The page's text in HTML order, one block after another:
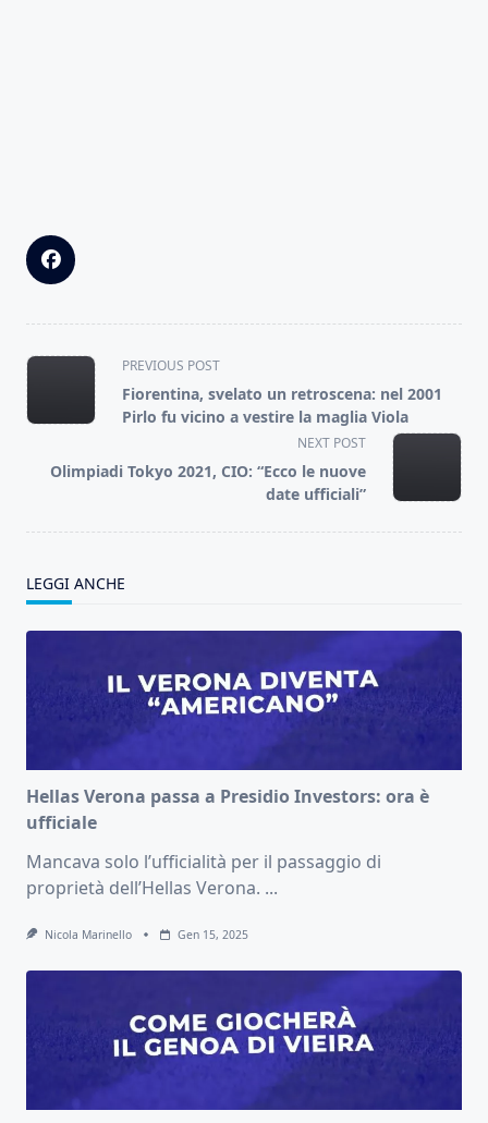
<span
class="nav-
subtitle
reader-
PREVIOUS POST
Fiorentina, svelato un retroscena: nel 2001
Pirlo fu vicino a vestire la maglia Viola
NEXT POST
Olimpiadi Tokyo 2021, CIO: “Ecco le nuove
date ufficiali”
LEGGI ANCHE
Hellas Verona passa a Presidio Investors: ora è
ufficiale
Mancava solo l’ufficialità per il passaggio di
proprietà dell’Hellas Verona. ...
Nicola Marinello Gen 15, 2025